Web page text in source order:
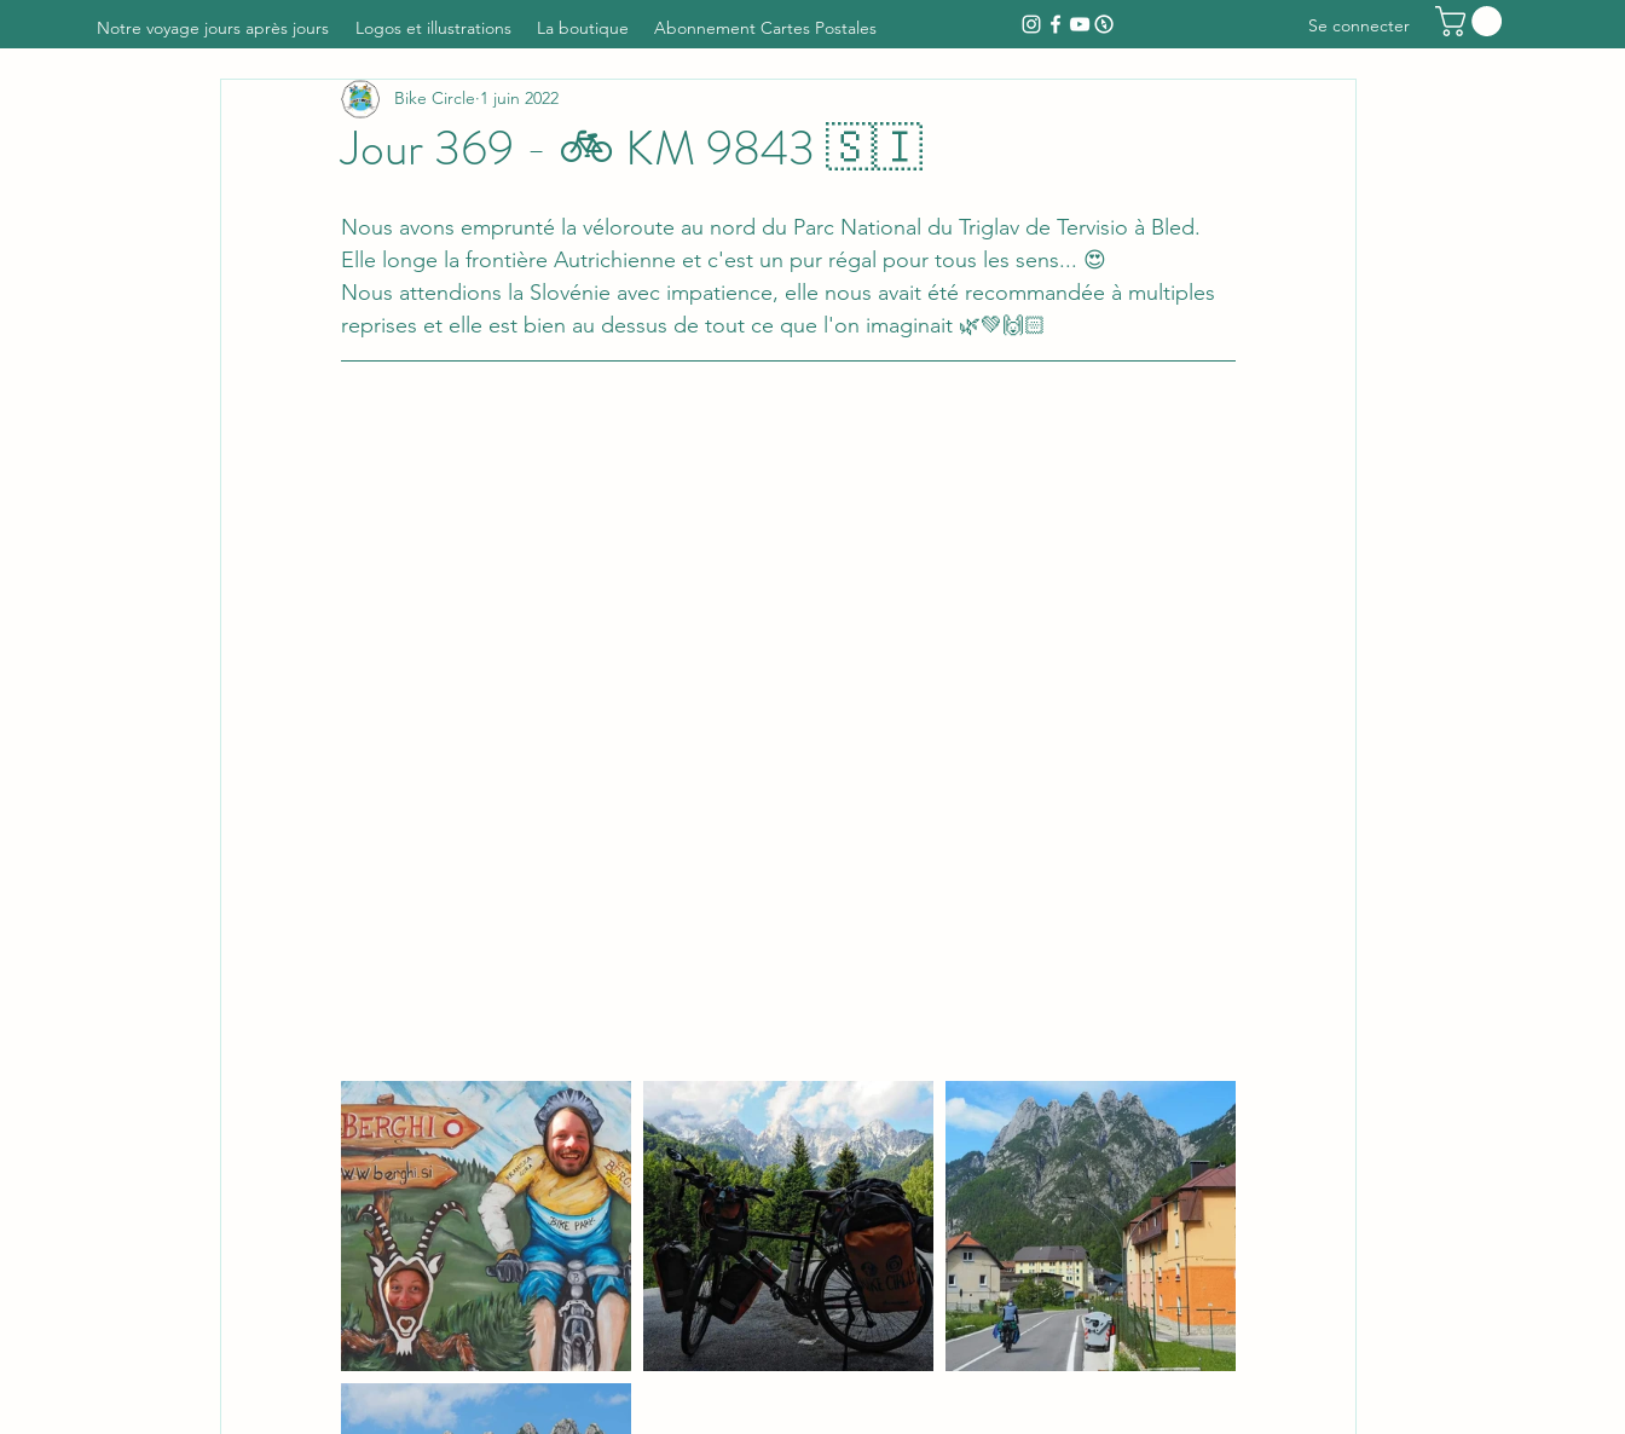
Notre voyage jours après jours Logos et illustrations La boutique Abonnement Cartes Postales Se connecter
Jour 369 - 🚲 KM 9843 🇸🇮
Bike Circle 1 juin 2022
Nous avons emprunté la véloroute au nord du Parc National du Triglav de Tervisio à Bled.
Elle longe la frontière Autrichienne et c'est un pur régal pour tous les sens... 😍
Nous attendions la Slovénie avec impatience, elle nous avait été recommandée à multiples
reprises et elle est bien au dessus de tout ce que l'on imaginait 🌿💚🙌🏻